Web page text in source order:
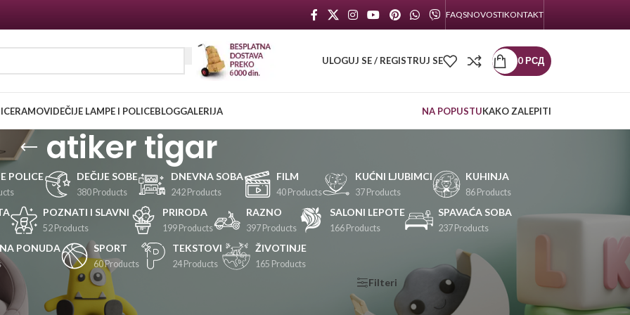
FAQSNOVOSTIKONTAKT
ULOGUJ SE / REGISTRUJ SE 0РСД
RAMOVIDEČIJE LAMPE I POLICEBLOGGALERIJA NA POPUSTUKAKO ZALEPITI
atiker tigar
POLICE DEČIJE SOBE
380 Products
DNEVNA SOBA
242 Products
FILM
40 Products
KUĆNI LJUBIMCI
37 Products
KUHINJA
86 Products
POZNATI I SLAVNI
52 Products
PRIRODA
199 Products
RAZNO
397 Products
SALONI LEPOTE
166 Products
SPAVAĆA SOBA
237 Products
PONUDA SPORT
60 Products
TEKSTOVI
24 Products
ŽIVOTINJE
165 Products
Filteri
KATEGORIJE
PROIZVODA